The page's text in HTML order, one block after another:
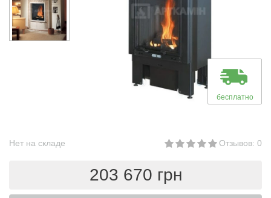
бесплатно
Нет на складе Отзывов: 0
203 670 грн